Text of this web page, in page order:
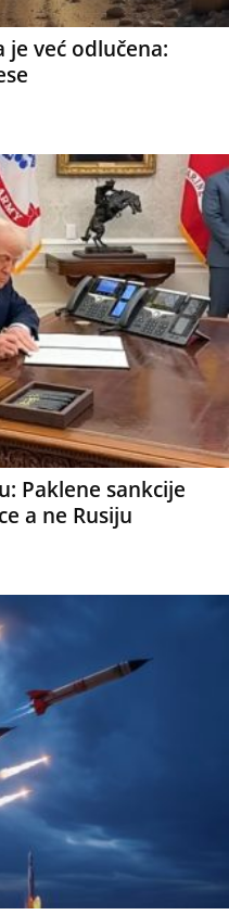
je već odlučena:
Paklene sankcije
a ne Rusiju